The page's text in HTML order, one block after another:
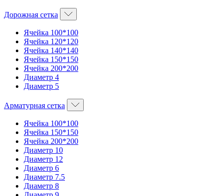
Дорожная сетка
Ячейка 100*100
Ячейка 120*120
Ячейка 140*140
Ячейка 150*150
Ячейка 200*200
Диаметр 4
Диаметр 5
Арматурная сетка
Ячейка 100*100
Ячейка 150*150
Ячейка 200*200
Диаметр 10
Диаметр 12
Диаметр 6
Диаметр 7.5
Диаметр 8